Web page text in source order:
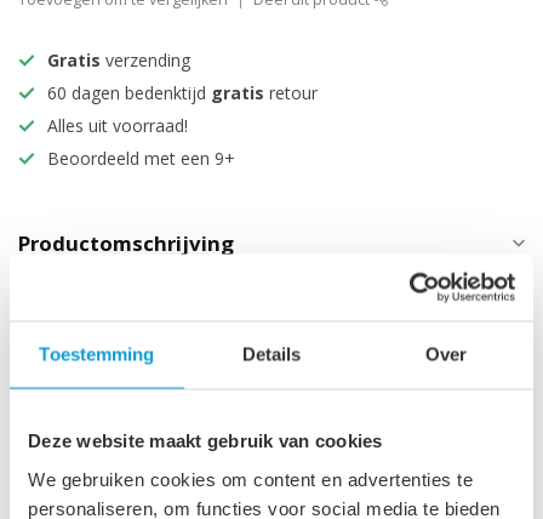
Toestemming Details Over
Deze website maakt gebruik van cookies
We gebruiken cookies om content en advertenties te
personaliseren, om functies voor social media te bieden
Gratis verzending
60 dagen bedenktijd gratis retour
Alles uit voorraad!
Beoordeeld met een 9+
Productomschrijving
Maak je aankoop compleet
Badkamerkast Thermis 40 x
Op voorraad
€329,00